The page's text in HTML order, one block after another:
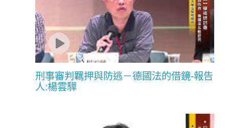
刑事審判羈押與防逃－德國法的借鏡-報告
人:楊雲驊